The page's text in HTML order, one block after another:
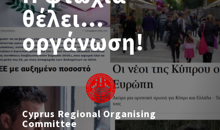
θέλει…
οργάνωση!
Cyprus Regional Organising
Committee